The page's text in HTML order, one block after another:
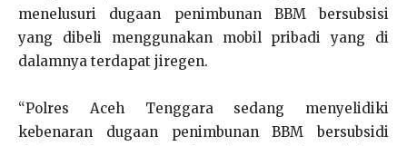
menelusuri dugaan penimbunan BBM bersubsisi
yang dibeli menggunakan mobil pribadi yang di
dalamnya terdapat jiregen.
“Polres Aceh Tenggara sedang menyelidiki
kebenaran dugaan penimbunan BBM bersubsidi